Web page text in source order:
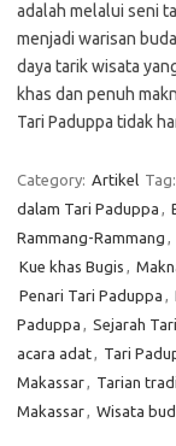
adalah melalui seni
menjadi warisan
daya tarik wisata
khas dan penuh
Tari Paduppa tidak
Category: Artikel Tag:
dalam Tari Paduppa ,
Rammang-Rammang ,
Kue khas Bugis ,
Penari Tari Paduppa ,
Paduppa , Sejarah
acara adat, Tari
Makassar, Tarian
Makassar, Wisata